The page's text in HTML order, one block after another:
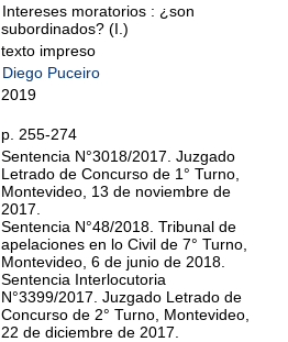
Intereses moratorios : ¿son
subordinados? (I.)
texto impreso
Diego Puceiro
2019
p. 255-274
Sentencia N°3018/2017. Juzgado
Letrado de Concurso de 1° Turno,
Montevideo, 13 de noviembre de
2017.
Sentencia N°48/2018. Tribunal de
apelaciones en lo Civil de 7° Turno,
Montevideo, 6 de junio de 2018.
Sentencia Interlocutoria
N°3399/2017. Juzgado Letrado de
Concurso de 2° Turno, Montevideo,
22 de diciembre de 2017.